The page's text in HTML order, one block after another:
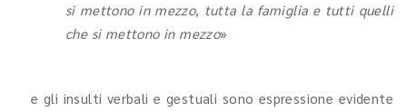
si mettono in mezzo, tutta la famiglia e tutti quelli
che si mettono in mezzo»
e gli insulti verbali e gestuali sono espressione evidente